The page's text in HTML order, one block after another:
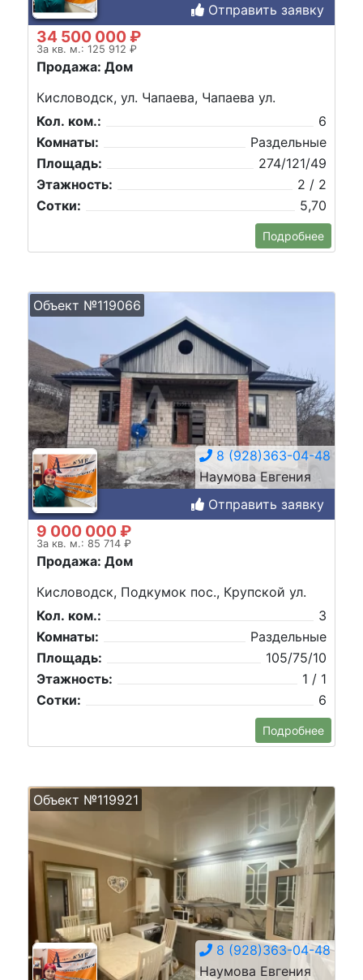
Отправить заявку
34 500 000 ₽
За кв. м.: 125 912 ₽
Продажа: Дом
Кисловодск, ул. Чапаева, Чапаева ул.
Кол. ком.:
6
Комнаты:
Раздельные
Площадь:
274/121/49
Этажность:
2 / 2
Сотки:
5,70
Подробнее
Объект №119066
8 (928)363-04-48
Наумова Евгения
Отправить заявку
9 000 000 ₽
За кв. м.: 85 714 ₽
Продажа: Дом
Кисловодск, Подкумок пос., Крупской ул.
Кол. ком.:
3
Комнаты:
Раздельные
Площадь:
105/75/10
Этажность:
1 / 1
Сотки:
6
Подробнее
Объект №119921
8 (928)363-04-48
Наумова Евгения